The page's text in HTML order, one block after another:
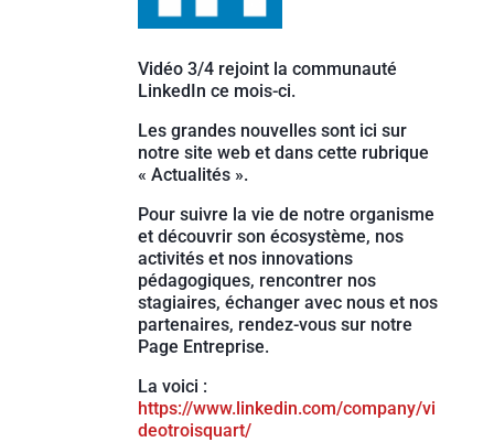
Vidéo 3/4 rejoint la communauté
LinkedIn ce mois-ci.
Les grandes nouvelles sont ici sur
notre site web et dans cette rubrique
« Actualités ».
Pour suivre la vie de notre organisme
et découvrir son écosystème, nos
activités et nos innovations
pédagogiques, rencontrer nos
stagiaires, échanger avec nous et nos
partenaires, rendez-vous sur notre
Page Entreprise.
La voici :
https://www.linkedin.com/company/vi
deotroisquart/